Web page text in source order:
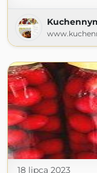
18 lipca 2023